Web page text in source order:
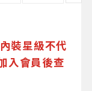
裝星級不代
入會員後查